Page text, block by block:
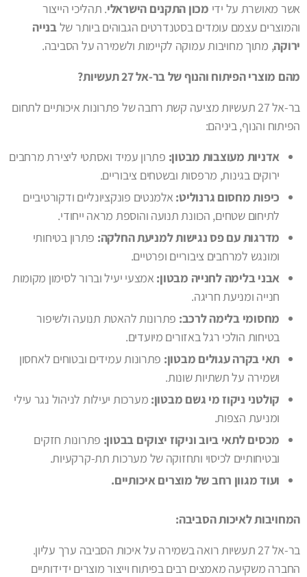
אשר מאושרת על ידי מכון התקנים הישראלי. תהליכי הייצור
והמוצרים עצמם עומדים בסטנדרטים הגבוהים ביותר שלבנייה
ירוקה, מתוך מחויבות עמוקה לקיימות ולשמירה על הסביבה.
מהם מוצרי הפיתוח והנוף של בר-אל 27 תעשיות?
בר-אל 27 תעשיות מציעה קשת רחבה של פתרונות איכותיים לתחום
הפיתוח והנוף, ביניהם:
אדניות מעוצבות מבטון: פתרון עמיד ואסתטי ליצירת מרחבים
ירוקים בגינות, מרפסות ובשטחים ציבוריים.
כיפות מחסום גרנוליט: אלמנטים פונקציונליים ודקורטיביים
לתיחום שטחים, הכוונת תנועה והוספת מראה ייחודי.
מדרגות עם פס נגישות למניעת החלקה: פתרון בטיחותי
ומונגש למרחבים ציבוריים ופרטיים.
אבני בלימה לחנייה מבטון: אמצעי יעיל וברור לסימון מקומות
חנייה ומניעת חריגה.
מחסומי בלימה לרכב: פתרונות להאטת תנועה ולשיפור
בטיחות הולכי רגל באזורים מיועדים.
תאי בקרה עגולים מבטון: פתרונות עמידים ובטוחים לאחסון
ושמירה על תשתיות שונות.
קולטני ניקוז מי גשם מבטון: מערכות יעילות לניהול נגר עילי
ומניעת הצפות.
מכסים לתאי ביוב וניקוז יצוקים בבטון: פתרונות חזקים
ובטיחותיים לכיסוי ותחזוקה של מערכות תת-קרקעיות.
ועוד מגוון רחב של מוצרים איכותיים.
המחויבות לאיכות הסביבה:
בר-אל 27 תעשיות רואה בשמירה על איכות הסביבה ערך עליון.
החברה משקיעה מאמצים רבים בפיתוח וייצור מוצרים ידידותיים